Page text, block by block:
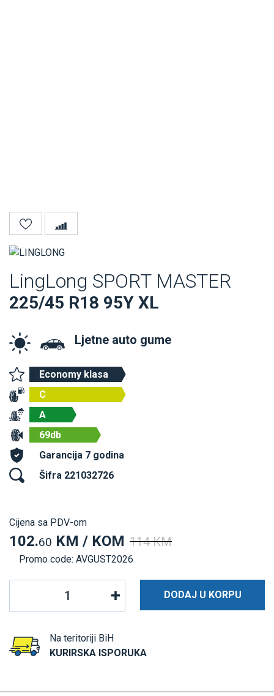
LingLong SPORT MASTER
225/45 R18 95Y XL
Ljetne auto gume
Economy klasa
C
A
69db
Garancija 7 godina
Šifra 221032726
Cijena sa PDV-om
102.60 KM / KOM 114 KM
Promo code: AVGUST2026
DODAJ U KORPU
Na teritoriji BiH
KURIRSKA ISPORUKA